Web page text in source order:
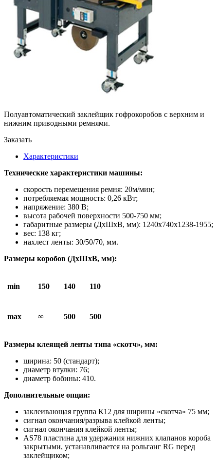
Полуавтоматический заклейщик гофрокоробов с верхним и
нижним приводными ремнями.
Заказать
Характеристики
Технические характеристики машины:
скорость перемещения ремня: 20м/мин;
потребляемая мощность: 0,26 кВт;
напряжение: 380 В;
высота рабочей поверхности 500-750 мм;
габаритные размеры (ДхШхВ, мм): 1240х740х1238-1955;
вес: 138 кг;
нахлест ленты: 30/50/70, мм.
Размеры коробов (ДхШхВ, мм):
min 150 140 110
max ∞ 500 500
Размеры клеящей ленты типа «скотч», мм:
ширина: 50 (стандарт);
диаметр втулки: 76;
диаметр бобины: 410.
Дополнительные опции:
заклеивающая группа К12 для ширины «скотча» 75 мм;
сигнал окончания/разрыва клейкой ленты;
сигнал окончания клейкой ленты;
AS78 пластина для удержания нижних клапанов короба
закрытыми, устанавливается на рольганг RG перед
заклейщиком;